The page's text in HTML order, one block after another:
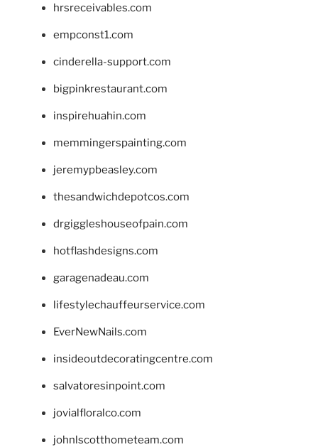
hrsreceivables.com
empconst1.com
cinderella-support.com
bigpinkrestaurant.com
inspirehuahin.com
memmingerspainting.com
jeremypbeasley.com
thesandwichdepotcos.com
drgiggleshouseofpain.com
hotflashdesigns.com
garagenadeau.com
lifestylechauffeurservice.com
EverNewNails.com
insideoutdecoratingcentre.com
salvatoresinpoint.com
jovialfloralco.com
johnlscotthometeam.com